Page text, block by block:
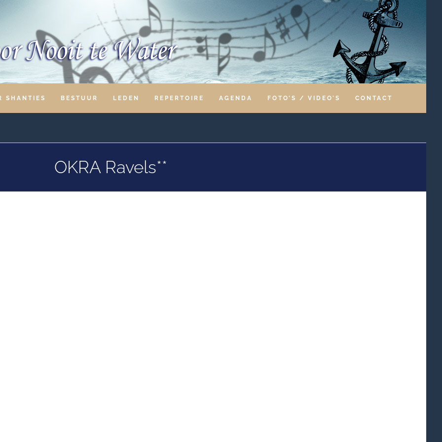
SHANTIES BESTUUR LEDEN REPERTOIRE AGENDA FOTO’S / VIDEO’S CONTACT
OKRA Ravels**